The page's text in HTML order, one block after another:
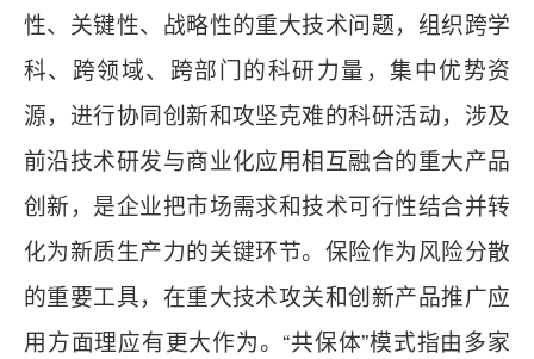
性、关键性、战略性的重大技术问题，组织跨学
科、跨领域、跨部门的科研力量，集中优势资
源，进行协同创新和攻坚克难的科研活动，涉及
前沿技术研发与商业化应用相互融合的重大产品
创新，是企业把市场需求和技术可行性结合并转
化为新质生产力的关键环节。保险作为风险分散
的重要工具，在重大技术攻关和创新产品推广应
用方面理应有更大作为。“共保体”模式指由多家